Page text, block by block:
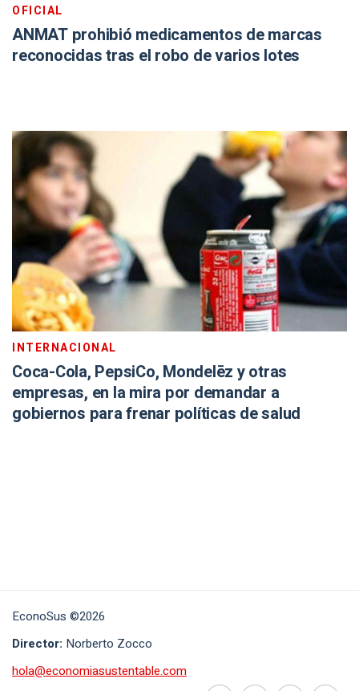
OFICIAL
ANMAT prohibió medicamentos de marcas
reconocidas tras el robo de varios lotes
INTERNACIONAL
Coca-Cola, PepsiCo, Mondelēz y otras
empresas, en la mira por demandar a
gobiernos para frenar políticas de salud
EconoSus ©2026
Director: Norberto Zocco
hola@economiasustentable.com